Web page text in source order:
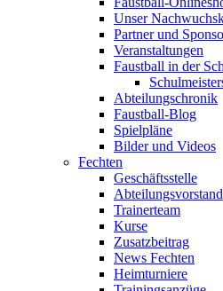
Unser
Partner und
Veranstaltungen
Faustball in der
Abteilungschronik
Faustball-Blog
Spielpläne
Bilder und Videos
Fechten
Geschäftsstelle
Abteilungsvorstand
Trainerteam
Kurse
Zusatzbeitrag
News Fechten
Heimturniere